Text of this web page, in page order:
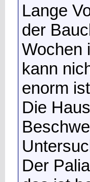
Lange
der
Wochen
kann
enorm
Die
Der